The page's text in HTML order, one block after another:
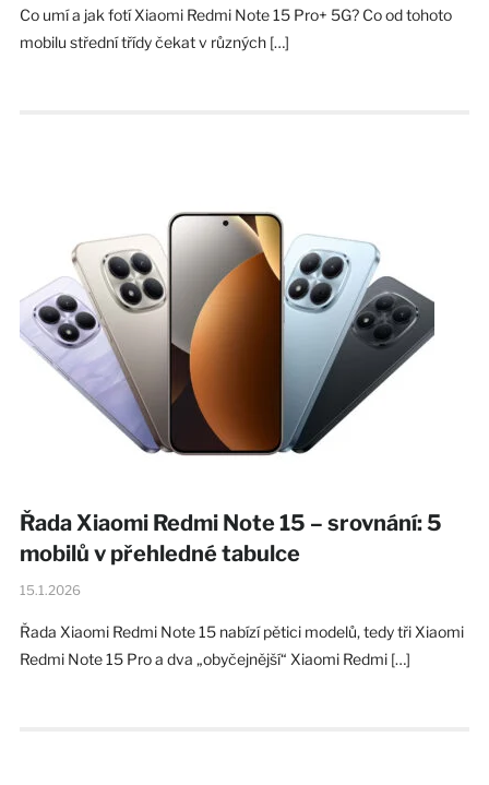
Co umí a jak fotí Xiaomi Redmi Note 15 Pro+ 5G? Co od tohoto
mobilu střední třídy čekat v různých […]
Řada Xiaomi Redmi Note 15 – srovnání: 5
mobilů v přehledné tabulce
15.1.2026
Řada Xiaomi Redmi Note 15 nabízí pětici modelů, tedy tři Xiaomi
Redmi Note 15 Pro a dva „obyčejnější“ Xiaomi Redmi […]